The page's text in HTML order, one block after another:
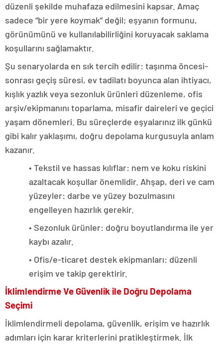
düzenli şekilde muhafaza edilmesini kapsar. Amaç
sadece “bir yere koymak” değil; eşyanın formunu,
görünümünü ve kullanılabilirliğini koruyacak saklama
koşullarını sağlamaktır.
Şu senaryolarda en sık tercih edilir: taşınma öncesi-
sonrası geçiş süresi, ev tadilatı boyunca alan ihtiyacı,
kışlık yazlık veya sezonluk ürünleri düzenleme, ofis
arşiv/ekipmanını toparlama, misafir daireleri ve geçici
yaşam dönemleri. Bu süreçlerde eşyalarınız ilk günkü
gibi kalır yaklaşımı, doğru depolama kurgusuyla anlam
kazanır.
• Tekstil ve hassas kılıflar: nem ve koku riskini
azaltacak koşullar önemlidir. Ahşap, deri ve cam
yüzeyler: darbe ve yüzey bozulmasını
engelleyen hazırlık gerekir.
• Sezonluk ürünler: doğru boyutlandırma ile yer
kaybı azalır.
• Ofis/e-ticaret destek ekipmanları: düzenli
erişim ve takip gerektirir.
İklimlendirme Ve Güvenlik ile Doğru Depolama
Seçimi
İklimlendirmeli depolama, güvenlik, erişim ve hazırlık
adımları için karar kriterlerini pratikleştirmek. İlk